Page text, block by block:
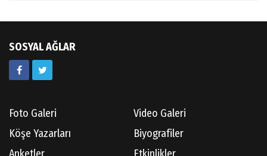
SOSYAL AĞLAR
Foto Galeri
Video Galeri
Köşe Yazarları
Biyografiler